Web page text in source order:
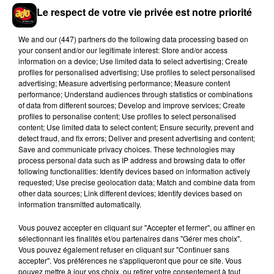
26. Un chapelet
27. Un balai
28. Une (seule) botte de pluie
29. Une bouteille d’Oasis 2L
30. Une veste de costume
Hip-Hop News
7 août 2026
Brent Faiyaz a le cœur brisé dans son
nouveau clip
Rihanna de retour en studio ? A$AP
Rocky relance l'espoir des fans
Le respect de votre vie privée est notre priorité
We and our (447) partnersdo the following data processing based on
your consent and/or our legitimate interest: Store and/or access
information on a device; Use limited data to select advertising; Create
profiles for personalised advertising; Use profiles to select personalised
advertising; Measure advertising performance; Measure content
performance; Understand audiences through statistics or combinations
of data from different sources; Develop and improve services; Create
profiles to personalise content; Use profiles to select personalised
content; Use limited data to select content; Ensure security, prevent and
detect fraud, and fix errors; Deliver and present advertising and content;
Save and communicate privacy choices. These technologies may
process personal data such as IP address and browsing data to offer
following functionalities: Identify devices based on information actively
requested; Use precise geolocation data; Match and combine data from
other data sources; Link different devices; Identify devices based on
information transmitted automatically.
Vous pouvez accepter en cliquant sur "Accepter et fermer", ou affiner en
sélectionnant les finalités et/ou partenaires dans "Gérer mes choix".
Vous pouvez également refuser en cliquant sur "Continuer sans
accepter". Vos préférences ne s'appliqueront que pour ce site. Vous
pouvez mettre à jour vos choix, ou retirer votre consentement à tout